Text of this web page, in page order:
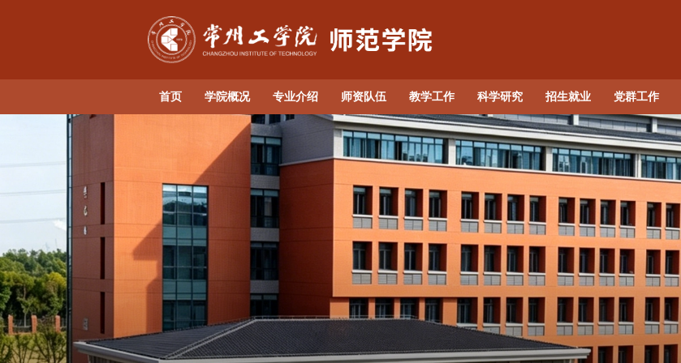
首页 学院概况 专业介绍 师资队伍 教学工作